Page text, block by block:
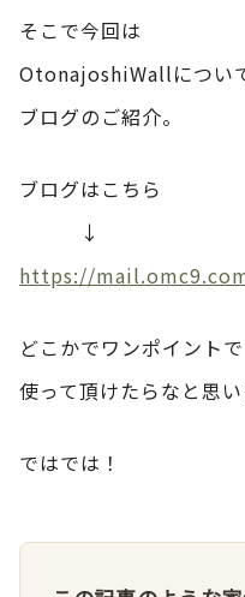
そこで今回は
OtonajoshiWallについ
ブログのご紹介。
ブログはこちら
↓
https://
どこかでワンポイントで
使って頂けたらなと思い
ではでは！